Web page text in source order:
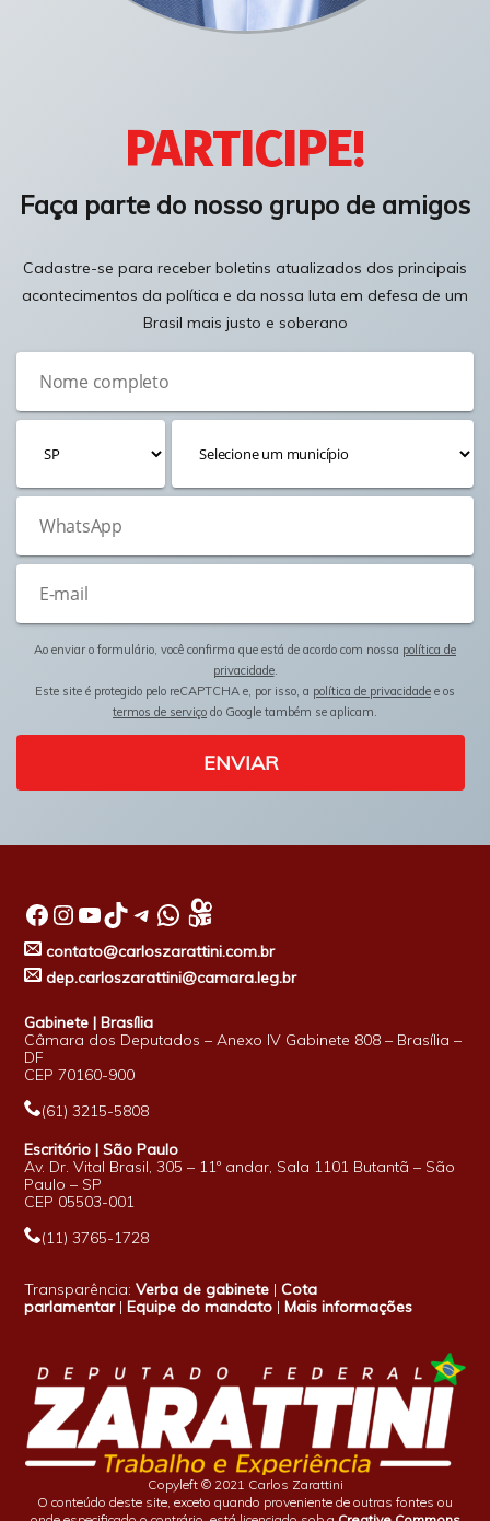
PARTICIPE!
Faça parte do nosso grupo de amigos
Cadastre-se para receber boletins atualizados dos principais
acontecimentos da política e da nossa luta em defesa de um
Brasil mais justo e soberano
Ao enviar o formulário, você confirma que está de acordo com nossa política de
privacidade.
Este site é protegido pelo reCAPTCHA e, por isso, a política de privacidade e os
termos de serviço do Google também se aplicam.
ENVIAR
Facebook InstagramYoutube TikTok Telegram WhatsApp
contato@carloszarattini.com.br
dep.carloszarattini@camara.leg.br
Gabinete | Brasília
Câmara dos Deputados – Anexo IV Gabinete 808 – Brasília –
DF
CEP 70160-900
(61) 3215-5808
Escritório | São Paulo
Av. Dr. Vital Brasil, 305 – 11º andar, Sala 1101 Butantã – São
Paulo – SP
CEP 05503-001
(11) 3765-1728
Transparência:Verba de gabinete |Cota
parlamentar|Equipe do mandato |Mais informações
Copyleft © 2021 Carlos Zarattini
O conteúdo deste site, exceto quando proveniente de outras fontes ou